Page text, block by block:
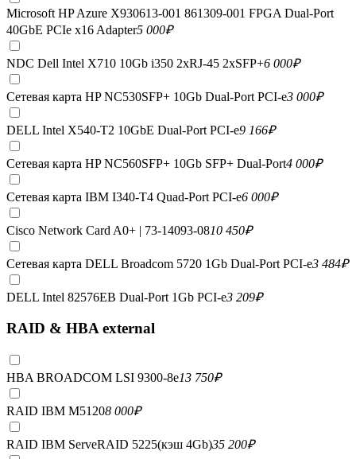
Microsoft HP Azure X930613-001 861309-001 FPGA Dual-Port
40GbE PCIe x16 Adapter5 000₽
NDC Dell Intel X710 10Gb i350 2xRJ-45 2xSFP+6 000₽
Сетевая карта HP NC530SFP+ 10Gb Dual-Port PCI-e3 000₽
DELL Intel X540-T2 10GbE Dual-Port PCI-e9 166₽
Сетевая карта HP NC560SFP+ 10Gb SFP+ Dual-Port4 000₽
Сетевая карта IBM I340-T4 Quad-Port PCI-e6 000₽
Cisco Network Card A0+ | 73-14093-0810 450₽
Сетевая карта DELL Broadcom 5720 1Gb Dual-Port PCI-e3 484₽
DELL Intel 82576EB Dual-Port 1Gb PCI-e3 209₽
RAID & HBA external
HBA BROADCOM LSI 9300-8e13 750₽
RAID IBM M51208 000₽
RAID IBM ServeRAID 5225(кэш 4Gb)35 200₽